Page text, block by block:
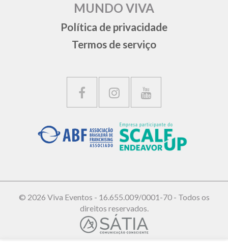
MUNDO VIVA
Política de privacidade
Termos de serviço
© 2026 Viva Eventos - 16.655.009/0001-70 - Todos os
direitos reservados.